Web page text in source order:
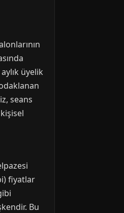
üyelik
seans
fiyatlar
Bu